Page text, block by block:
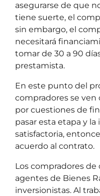
asegurarse de que
tiene suerte, el
sin embargo, el
necesitará
tomar de 30 a 90
prestamista.
En este punto del
compradores se ven
por cuestiones de
pasar esta etapa y
satisfactoria,
acuerdo al contrato.
Los compradores de
agentes de Bienes
inversionistas. Al